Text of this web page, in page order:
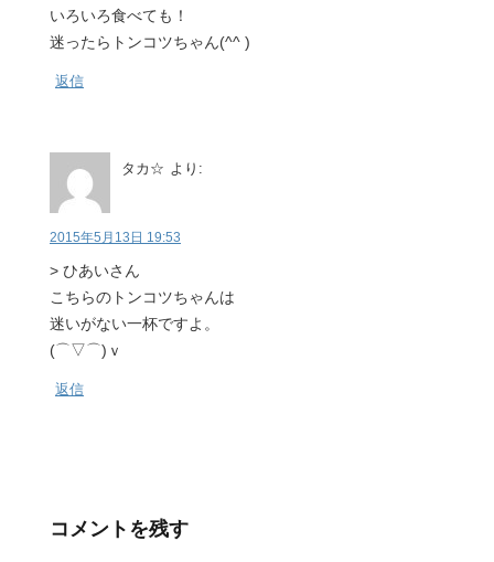
いろいろ食べても！
迷ったらトンコツちゃん(^^ )
返信
タカ☆ より:
2015年5月13日 19:53
> ひあいさん
こちらのトンコツちゃんは
迷いがない一杯ですよ。
(⌒▽⌒)ｖ
返信
コメントを残す